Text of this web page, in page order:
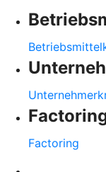
Factoring